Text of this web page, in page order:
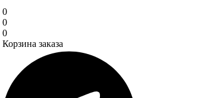
0
0
0
Корзина заказа